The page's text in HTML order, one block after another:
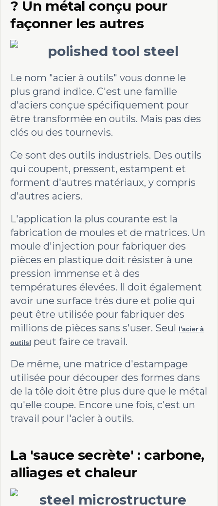
? Un métal conçu pour
façonner les autres
Le nom "acier à outils" vous donne le
plus grand indice. C'est une famille
d'aciers conçue spécifiquement pour
être transformée en outils. Mais pas des
clés ou des tournevis.
Ce sont des outils industriels. Des outils
qui coupent, pressent, estampent et
forment d'autres matériaux, y compris
d'autres aciers.
L'application la plus courante est la
fabrication de moules et de matrices. Un
moule d'injection pour fabriquer des
pièces en plastique doit résister à une
pression immense et à des
températures élevées. Il doit également
avoir une surface très dure et polie qui
peut être utilisée pour fabriquer des
millions de pièces sans s'user. Seul l'acier à
outilsl peut faire ce travail.
De même, une matrice d'estampage
utilisée pour découper des formes dans
de la tôle doit être plus dure que le métal
qu'elle coupe. Encore une fois, c'est un
travail pour l'acier à outils.
La 'sauce secrète' : carbone,
alliages et chaleur